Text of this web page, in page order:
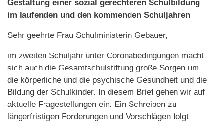
Gestaltung einer sozial gerechteren Schulbildung
im laufenden und den kommenden Schuljahren
Sehr geehrte Frau Schulministerin Gebauer,
im zweiten Schuljahr unter Coronabedingungen macht
sich auch die Gesamtschulstiftung große Sorgen um
die körperliche und die psychische Gesundheit und die
Bildung der Schulkinder. In diesem Brief gehen wir auf
aktuelle Fragestellungen ein. Ein Schreiben zu
längerfristigen Forderungen und Vorschlägen folgt